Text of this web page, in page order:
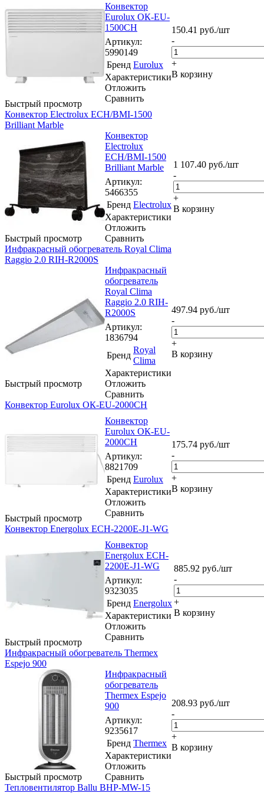
Быстрый просмотр
Конвектор
Eurolux ОК-EU-
1500CH
Артикул:
5990149
Бренд Eurolux
Характеристики
Отложить
Сравнить
150.41 руб./шт
-
+
В корзину
Конвектор Electrolux ECH/BMI-1500
Brilliant Marble
Быстрый просмотр
Конвектор
Electrolux
ECH/BMI-1500
Brilliant Marble
Артикул:
5466355
Бренд Electrolux
Характеристики
Отложить
Сравнить
1 107.40 руб./шт
-
+
В корзину
Инфракрасный обогреватель Royal Clima
Raggio 2.0 RIH-R2000S
Быстрый просмотр
Инфракрасный
обогреватель
Royal Clima
Raggio 2.0 RIH-
R2000S
Артикул:
1836794
Бренд
Royal
Clima
Характеристики
Отложить
Сравнить
497.94 руб./шт
-
+
В корзину
Конвектор Eurolux ОК-EU-2000CH
Быстрый просмотр
Конвектор
Eurolux ОК-EU-
2000CH
Артикул:
8821709
Бренд Eurolux
Характеристики
Отложить
Сравнить
175.74 руб./шт
-
+
В корзину
Конвектор Energolux ECH-2200E-J1-WG
Быстрый просмотр
Конвектор
Energolux ECH-
2200E-J1-WG
Артикул:
9323035
Бренд Energolux
Характеристики
Отложить
Сравнить
885.92 руб./шт
-
+
В корзину
Инфракрасный обогреватель Thermex
Espejo 900
Быстрый просмотр
Инфракрасный
обогреватель
Thermex Espejo
900
Артикул:
9235617
Бренд Thermex
Характеристики
Отложить
Сравнить
208.93 руб./шт
-
+
В корзину
Тепловентилятор Ballu BHP-MW-15